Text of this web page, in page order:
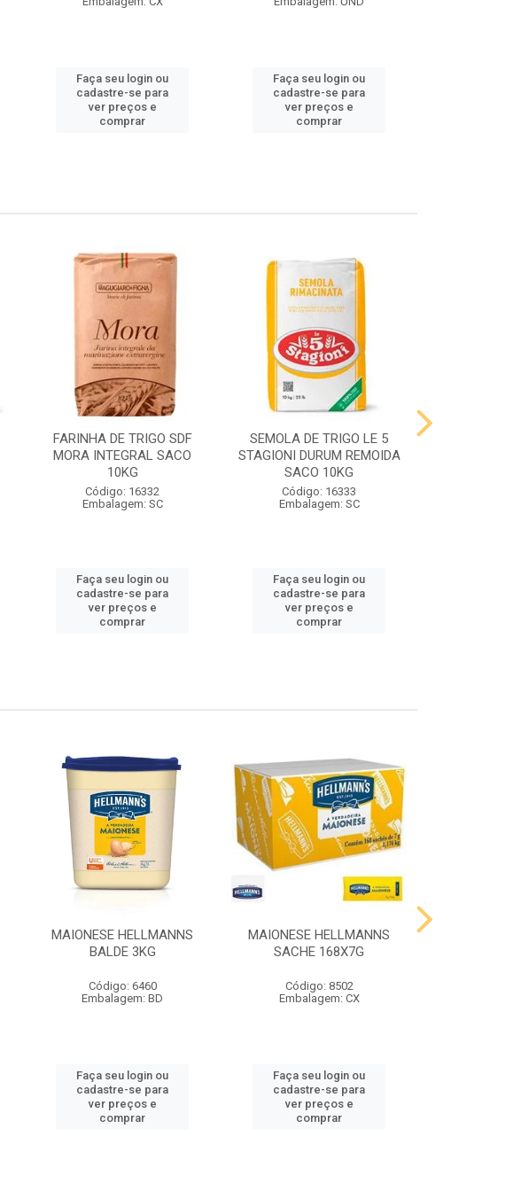
Faça seu login ou
cadastre-se para
ver preços e
comprar
Faça seu login ou
cadastre-se para
ver preços e
comprar
FARINHA DE TRIGO SDF
MORA INTEGRAL SACO
10KG
Código: 16332
Embalagem: SC
Faça seu login ou
cadastre-se para
ver preços e
comprar
SEMOLA DE TRIGO LE 5
STAGIONI DURUM REMOIDA
SACO 10KG
Código: 16333
Embalagem: SC
Faça seu login ou
cadastre-se para
ver preços e
comprar
MAIONESE HELLMANNS
BALDE 3KG
Código: 6460
Embalagem: BD
Faça seu login ou
cadastre-se para
ver preços e
comprar
MAIONESE HELLMANNS
SACHE 168X7G
Código: 8502
Embalagem: CX
Faça seu login ou
cadastre-se para
ver preços e
comprar